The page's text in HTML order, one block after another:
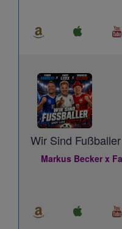
Wir Sind
Markus Becker x